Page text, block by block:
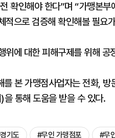
확인해야 한다”며 “가맹본
적으로 검증해 확인해볼 필요
위에 대한 피해구제를 위해 공
를 본 가맹점사업자는 전화,
을 통해 도움을 받을 수 있다.
기도 #무인 가맹점포 #무